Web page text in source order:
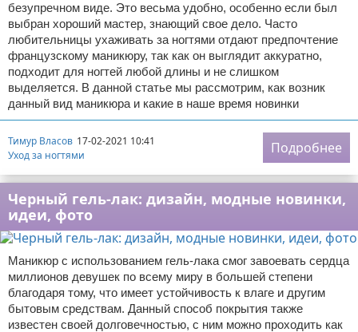
безупречном виде. Это весьма удобно, особенно если был
выбран хороший мастер, знающий свое дело. Часто
любительницы ухаживать за ногтями отдают предпочтение
французскому маникюру, так как он выглядит аккуратно,
подходит для ногтей любой длины и не слишком
выделяется. В данной статье мы рассмотрим, как возник
данный вид маникюра и какие в наше время новинки
Тимур Власов 17-02-2021 10:41
Уход за ногтями
Подробнее
Черный гель-лак: дизайн, модные новинки,
идеи, фото
Маникюр с использованием гель-лака смог завоевать сердца
миллионов девушек по всему миру в большей степени
благодаря тому, что имеет устойчивость к влаге и другим
бытовым средствам. Данный способ покрытия также
известен своей долговечностью, с ним можно проходить как